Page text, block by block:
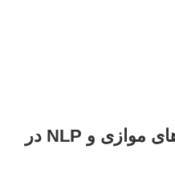
دانلود رایگان کتاب جهان های موازی و NLP در